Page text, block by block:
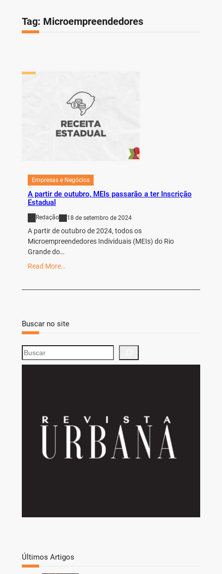
Tag: Microempreendedores
Empresas e Negócios
A partir de outubro, MEIs passarão a ter Inscrição
Estadual
Redação 18 de setembro de 2024
A partir de outubro de 2024, todos os
Microempreendedores Individuais (MEIs) do Rio
Grande do…
Read More…
Buscar no site
S
e
Últimos Artigos